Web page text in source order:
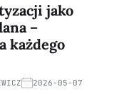
jako
–
każdego
2026-05-07